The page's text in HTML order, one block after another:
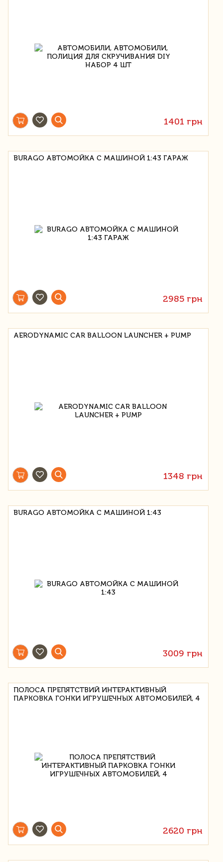
1401 грн
BURAGO АВТОМОЙКА С МАШИНОЙ 1:43 ГАРАЖ
2985 грн
AERODYNAMIC CAR BALLOON LAUNCHER + PUMP
1348 грн
BURAGO АВТОМОЙКА С МАШИНОЙ 1:43
3009 грн
ПОЛОСА ПРЕПЯТСТВИЙ ИНТЕРАКТИВНЫЙ
ПАРКОВКА ГОНКИ ИГРУШЕЧНЫХ АВТОМОБИЛЕЙ, 4
2620 грн